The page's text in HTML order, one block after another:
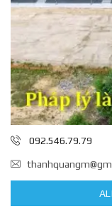
092.546.79.79